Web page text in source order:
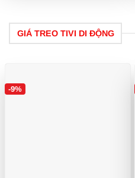
GIÁ TREO TIVI DI ĐỘNG
-9%